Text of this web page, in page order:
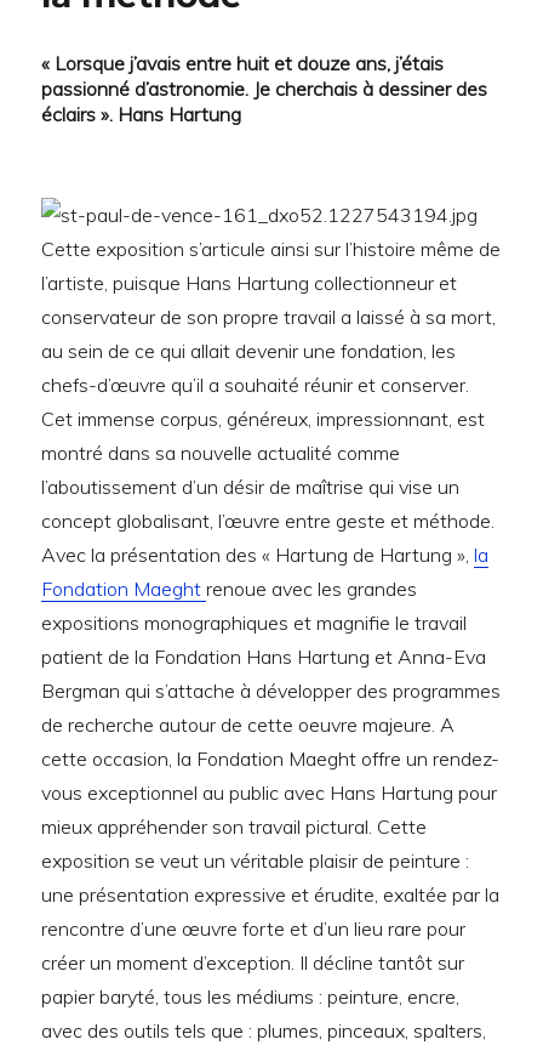
« Lorsque j’avais entre huit et douze ans, j’étais
passionné d’astronomie. Je cherchais à dessiner des
éclairs ». Hans Hartung
Cette exposition s’articule ainsi sur l’histoire même de
l’artiste, puisque Hans Hartung collectionneur et
conservateur de son propre travail a laissé à sa mort,
au sein de ce qui allait devenir une fondation, les
chefs-d’œuvre qu’il a souhaité réunir et conserver.
Cet immense corpus, généreux, impressionnant, est
montré dans sa nouvelle actualité comme
l’aboutissement d’un désir de maîtrise qui vise un
concept globalisant, l’œuvre entre geste et méthode.
Avec la présentation des « Hartung de Hartung »,la
Fondation Maeghtrenoue avec les grandes
expositions monographiques et magnifie le travail
patient de la Fondation Hans Hartung et Anna-Eva
Bergman qui s’attache à développer des programmes
de recherche autour de cette oeuvre majeure. A
cette occasion, la Fondation Maeght offre un rendez-
vous exceptionnel au public avec Hans Hartung pour
mieux appréhender son travail pictural. Cette
exposition se veut un véritable plaisir de peinture :
une présentation expressive et érudite, exaltée par la
rencontre d’une œuvre forte et d’un lieu rare pour
créer un moment d’exception. Il décline tantôt sur
papier baryté, tous les médiums : peinture, encre,
avec des outils tels que : plumes, pinceaux, spalters,